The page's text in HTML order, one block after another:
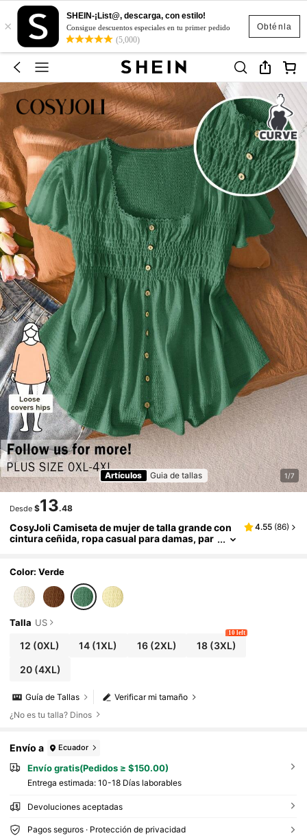
Obténla
×
SHEIN-¡List@, descarga, con estilo!
Consigue descuentos especiales en tu primer pedido
(5,000)
Artículos Guia de tallas 1/7
Desde $13.48
CosyJoli Camiseta de mujer de talla grande con
cintura ceñida, ropa casual para damas, par
4.55 (86)
Color: Verde
Talla US
12 (0XL) 14 (1XL) 16(2XL) 18(3XL)
10 left
20(4XL)
Verificar mi tamaño
Guía de Tallas
¿No es tu talla? Dinos
Envío a Ecuador
Envío gratis(Pedidos ≥ $150.00)
Entrega estimada: 10-18 Días laborables
Devoluciones aceptadas
Pagos seguros · Protección de privacidad